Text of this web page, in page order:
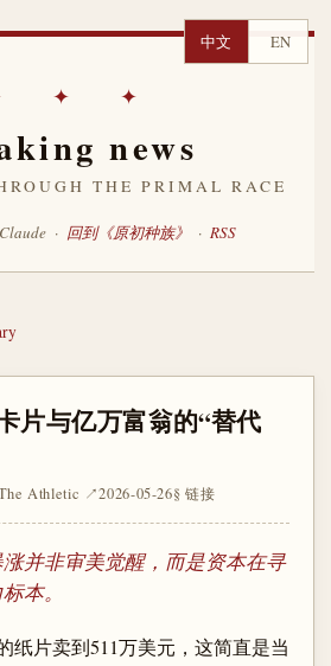
中文 EN
✦ ✦
news
THE PRIMAL RACE
· 回到《原初种族》 · RSS
片与亿万富翁的“替代
Athletic ↗2026-05-26§ 链接
并非审美觉醒，而是资本在寻
本。
纸片卖到511万美元，这简直是当